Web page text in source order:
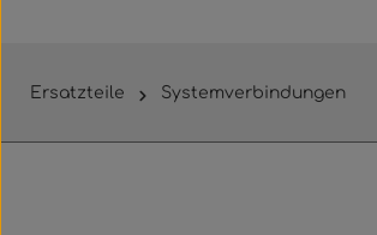
Ersatzteile Systemverbindungen